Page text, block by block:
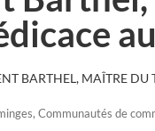
BARTHEL, MAÎTRE
, Communautés de